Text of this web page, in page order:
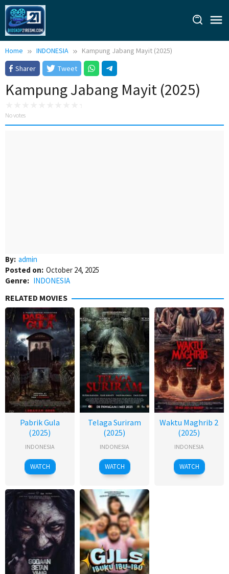
Skip
content
Home INDONESIA
Kampung Jabang Mayit (2025)
Sharer
Tweet
Kampung Jabang Mayit (2025)
No votes
By: admin
Posted on: October 24, 2025
Genre: INDONESIA
RELATED MOVIES
Pabrik Gula
(2025)
INDONESIA
WATCH
Telaga Suriram
(2025)
INDONESIA
WATCH
Waktu Maghrib 2
(2025)
INDONESIA
WATCH